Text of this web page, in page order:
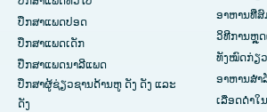
ປຶກສາແພດປອດ
ປຶກສາແພດເດັກ
ປຶກສາແພດນາລີແພດ
ປຶກສາຜູ້ຊ່ຽວຊານດ້ານຫູ ດັງ ດັງ ແລະ
ດັງ
ອາຫານທີ່ສົ
ວິທີການຫຼຸດ
ທັງໝົດກ່ຽ
ອາຫານສຳ
ເລືອດດໍາໃ